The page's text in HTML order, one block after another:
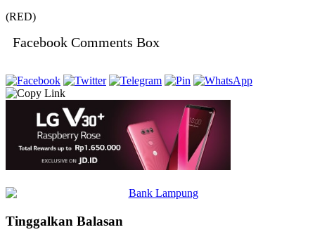
(RED)
Facebook Comments Box
Tinggalkan Balasan